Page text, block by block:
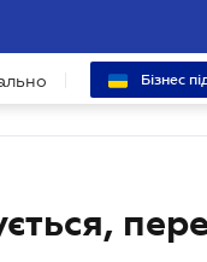
Бізнес